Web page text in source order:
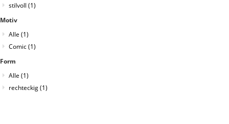
stilvoll (1)
Motiv
Alle (1)
Comic(1)
Form
Alle (1)
rechteckig(1)